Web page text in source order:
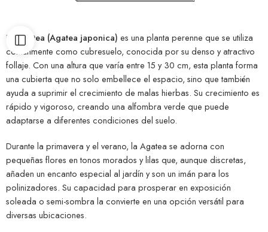
LaAgatea (Agatea japonica) es una planta perenne que se utiliza
comúnmente como cubresuelo, conocida por su denso y atractivo
follaje. Con una altura que varía entre 15 y 30 cm, esta planta forma
una cubierta que no solo embellece el espacio, sino que también
ayuda a suprimir el crecimiento de malas hierbas. Su crecimiento es
rápido y vigoroso, creando una alfombra verde que puede
adaptarse a diferentes condiciones del suelo.
Durante la primavera y el verano, la Agatea se adorna con
pequeñas flores en tonos morados y lilas que, aunque discretas,
añaden un encanto especial al jardín y son un imán para los
polinizadores. Su capacidad para prosperar en exposición
soleada o semi-sombra la convierte en una opción versátil para
diversas ubicaciones.